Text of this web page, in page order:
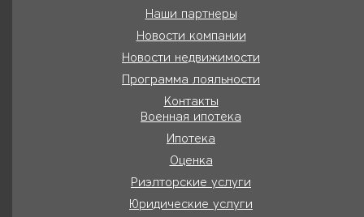
Наши партнеры
Новости компании
Новости недвижимости
Программа лояльности
Контакты
Военная ипотека
Ипотека
Оценка
Риэлторские услуги
Юридические услуги